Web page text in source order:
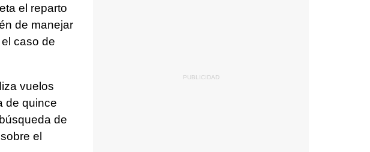
el reparto
de manejar
caso de
vuelos
de quince
de
el